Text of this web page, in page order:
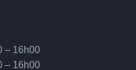
– 16h00
– 16h00